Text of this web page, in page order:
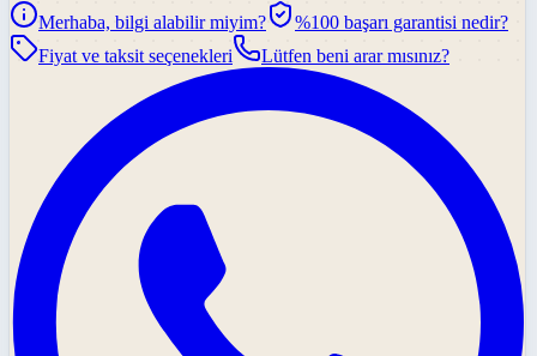
Merhaba, bilgi alabilir miyim?
%100 başarı garantisi nedir?
Fiyat ve taksit seçenekleri
Lütfen beni arar mısınız?